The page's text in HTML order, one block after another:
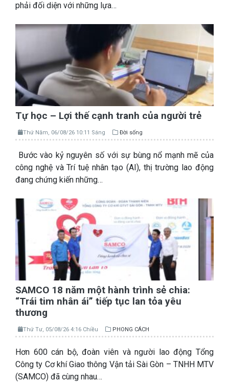
phải đối diện với những lựa…
Tự học – Lợi thế cạnh tranh của người trẻ
Thứ Năm, 06/08/26 10:11 Sáng Đời sống
Bước vào kỷ nguyên số với sự bùng nổ mạnh mẽ của
công nghệ và Trí tuệ nhân tạo (AI), thị trường lao động
đang chứng kiến những…
SAMCO 18 năm một hành trình sẻ chia:
“Trái tim nhân ái” tiếp tục lan tỏa yêu
thương
Thứ Tư, 05/08/26 4:16 Chiều PHONG CÁCH
Hơn 600 cán bộ, đoàn viên và người lao động Tổng
Công ty Cơ khí Giao thông Vận tải Sài Gòn – TNHH MTV
(SAMCO) đã cùng nhau…